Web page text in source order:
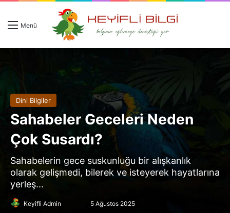
Menü
Dini Bilgiler
Sahabeler Geceleri Neden
Çok Susardı?
Sahabelerin gece suskunluğu bir alışkanlık
olarak gelişmedi, bilerek ve isteyerek hayatlarına
yerleş...
Keyifli Admin 5 Ağustos 2025